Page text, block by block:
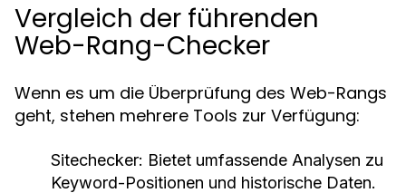
Vergleich der führenden
Web-Rang-Checker
Wenn es um die Überprüfung des Web-Rangs
geht, stehen mehrere Tools zur Verfügung:
Sitechecker: Bietet umfassende Analysen zu
Keyword-Positionen und historische Daten.